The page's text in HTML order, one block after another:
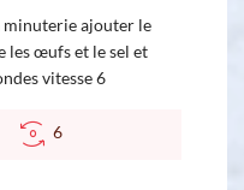
ajouter le
les œufs et le sel et
vitesse 6
6